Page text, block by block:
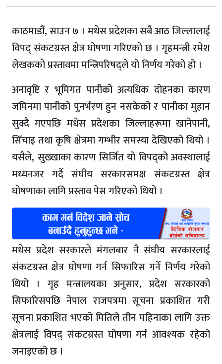
काठमाडौं, साउन ७ । मधेस प्रदेशका सबै आठ जिल्लालाई
विपद् संकटग्रस्त क्षेत्र घोषणा गरिएको छ । गृहमन्त्री रमेश
लेखकको प्रस्तावमा मन्त्रिपरिषद्ले यो निर्णय गरेको हो ।
अनावृष्टि र भूमिगत पानीको अत्यधिक दोहनका कारण
जमिनमा पानीको पुनर्भरण हुन नसकेको र पानीका मुहान
सुक्दै गएपछि मधेस प्रदेशका जिल्लाहरूमा खानेपानी,
सिँचाइ तथा कृषि क्षेत्रमा गम्भीर समस्या देखिएको थियो ।
यसैले, सुख्खाका कारण सिर्जित यो विपद्को अवस्थालाई
मध्यनजर गर्दै संघीय सरकारसमक्ष संकटग्रस्त क्षेत्र
घोषणाका लागि प्रस्ताव पेस गरिएको थियो ।
मधेस प्रदेश सरकारले मंगलबार नै संघीय सरकारलाई
संकटग्रस्त क्षेत्र घोषणा गर्न सिफारिस गर्ने निर्णय गरेको
थियो । गृह मन्त्रालयका अनुसार, प्रदेश सरकारको
सिफारिसपछि नेपाल राजपत्रमा सूचना प्रकाशित गरी
सूचना प्रकाशित भएको मितिले तीन महिनाका लागि उक्त
क्षेत्रलाई विपद् संकटग्रस्त घोषणा गर्न आवश्यक रहेको
जनाइएको छ ।